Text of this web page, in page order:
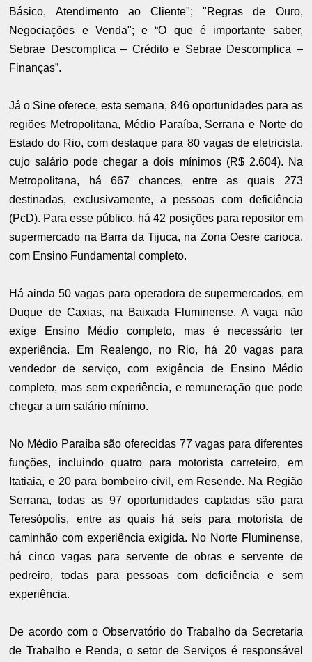
Básico, Atendimento ao Cliente"; "Regras de Ouro,
Negociações e Venda"; e “O que é importante saber,
Sebrae Descomplica – Crédito e Sebrae Descomplica –
Finanças”.
Já o Sine oferece, esta semana, 846 oportunidades para as
regiões Metropolitana, Médio Paraíba, Serrana e Norte do
Estado do Rio, com destaque para 80 vagas de eletricista,
cujo salário pode chegar a dois mínimos (R$ 2.604). Na
Metropolitana, há 667 chances, entre as quais 273
destinadas, exclusivamente, a pessoas com deficiência
(PcD). Para esse público, há 42 posições para repositor em
supermercado na Barra da Tijuca, na Zona Oesre carioca,
com Ensino Fundamental completo.
Há ainda 50 vagas para operadora de supermercados, em
Duque de Caxias, na Baixada Fluminense. A vaga não
exige Ensino Médio completo, mas é necessário ter
experiência. Em Realengo, no Rio, há 20 vagas para
vendedor de serviço, com exigência de Ensino Médio
completo, mas sem experiência, e remuneração que pode
chegar a um salário mínimo.
No Médio Paraíba são oferecidas 77 vagas para diferentes
funções, incluindo quatro para motorista carreteiro, em
Itatiaia, e 20 para bombeiro civil, em Resende. Na Região
Serrana, todas as 97 oportunidades captadas são para
Teresópolis, entre as quais há seis para motorista de
caminhão com experiência exigida. No Norte Fluminense,
há cinco vagas para servente de obras e servente de
pedreiro, todas para pessoas com deficiência e sem
experiência.
De acordo com o Observatório do Trabalho da Secretaria
de Trabalho e Renda, o setor de Serviços é responsável